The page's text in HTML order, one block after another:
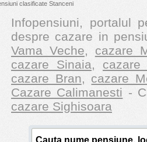
clasificate Stanceni
Infopensiuni, portalul
despre cazare in
Vama Veche, cazare
cazare Sinaia, cazare
cazare Bran, cazare
Cazare Calimanesti -
cazare Sighisoara